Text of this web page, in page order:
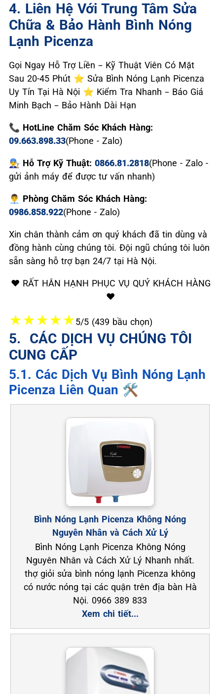
4. Liên Hệ Với Trung Tâm Sửa
Chữa & Bảo Hành Bình Nóng
Lạnh Picenza
Gọi Ngay Hỗ Trợ Liền – Kỹ Thuật Viên Có Mặt
Sau 20-45 Phút ⭐ Sửa Bình Nóng Lạnh Picenza
Uy Tín Tại Hà Nội ⭐ Kiểm Tra Nhanh – Báo Giá
Minh Bạch – Bảo Hành Dài Hạn
📞 HotLine Chăm Sóc Khách Hàng:
09.663.898.33(Phone - Zalo)
👨‍🔧 Hỗ Trợ Kỹ Thuật: 0866.81.2818(Phone - Zalo -
gửi ảnh máy để được tư vấn nhanh)
👨‍💼 Phòng Chăm Sóc Khách Hàng:
0986.858.922(Phone - Zalo)
Xin chân thành cảm ơn quý khách đã tin dùng và
đồng hành cùng chúng tôi. Đội ngũ chúng tôi luôn
sẵn sàng hỗ trợ bạn 24/7 tại Hà Nội.
❤️ RẤT HÂN HẠNH PHỤC VỤ QUÝ KHÁCH HÀNG
❤️
★★★★★5/5 (439 bầu chọn)
5. ️ CÁC DỊCH VỤ CHÚNG TÔI
CUNG CẤP
5.1. Các Dịch Vụ Bình Nóng Lạnh
Picenza Liên Quan 🛠️
Bình Nóng Lạnh Picenza Không Nóng
Nguyên Nhân và Cách Xử Lý
Bình Nóng Lạnh Picenza Không Nóng
Nguyên Nhân và Cách Xử Lý Nhanh nhất.
thợ giỏi sửa bình nóng lạnh Picenza không
có nước nóng tại các quận trên địa bàn Hà
Nội. 0966 389 833
Xem chi tiết...